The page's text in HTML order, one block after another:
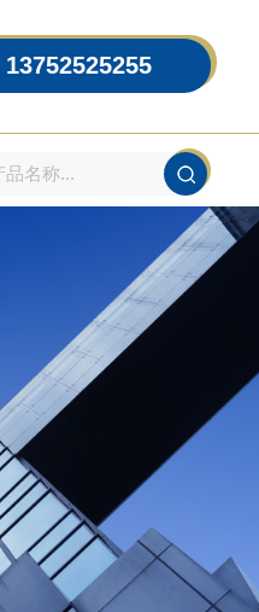
13752525255